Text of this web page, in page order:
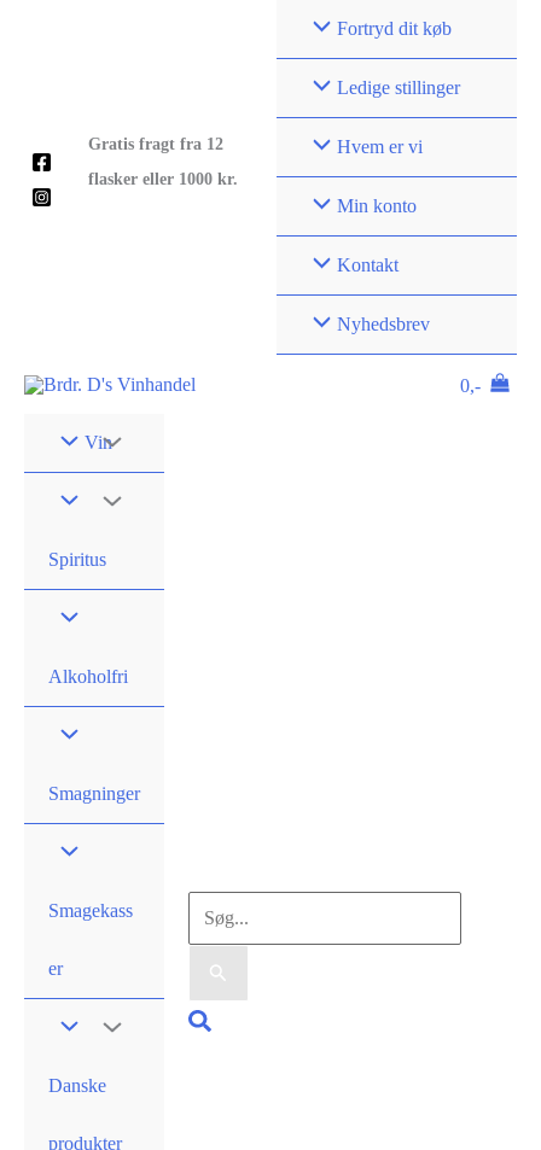
Gratis fragt fra 12
flasker eller 1000 kr.
Fortryd dit køb
Ledige stillinger
Hvem er vi
Min konto
Kontakt
Nyhedsbrev
0,-
Vin
Spiritus
Alkoholfri
Smagninger
Smagekass
er
Danske
produkter
Søg
efter:
Søg